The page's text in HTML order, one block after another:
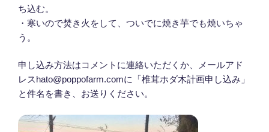
ち込む。
・寒いので焚き火をして、ついでに焼き芋でも焼いちゃ
う。
申し込み方法はコメントに連絡いただくか、メールアド
レスhato@poppofarm.comに「椎茸ホダ木計画申し込み」
と件名を書き、お送りください。